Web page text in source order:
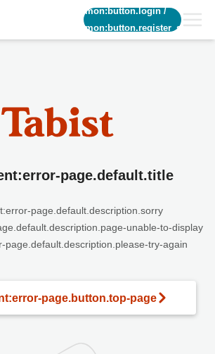
common:button.login/
common:button.register_short
page.default.title
page.default.description.sorry
unable-to-display
page.default.description.please-try-again
page.button.top-page